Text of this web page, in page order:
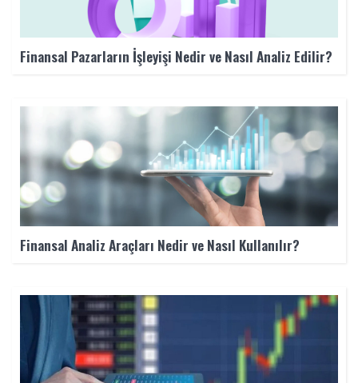
Finansal Pazarların İşleyişi Nedir ve Nasıl Analiz Edilir?
Finansal Analiz Araçları Nedir ve Nasıl Kullanılır?